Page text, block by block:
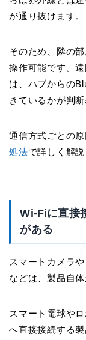
が通り抜けます。
そのため、隣の
操作可能です。
は、ハブからの
きているかが判
通信方式ごとの原
処法で詳しく解説
Wi-Fiに直接
がある
スマートカメラ
などは、製品自
スマート電球や
へ直接接続する